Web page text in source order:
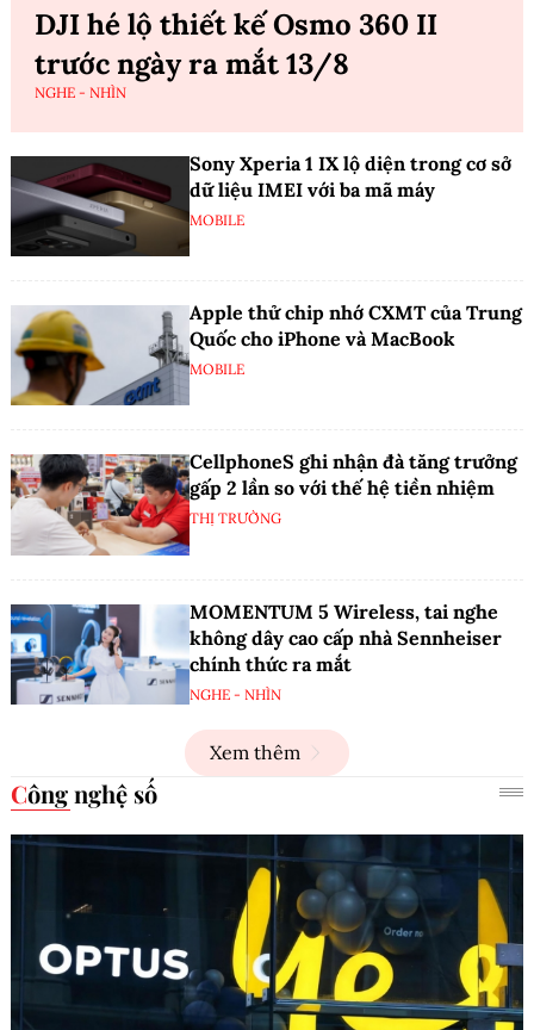
DJI hé lộ thiết kế Osmo 360 II
trước ngày ra mắt 13/8
NGHE - NHÌN
Sony Xperia 1 IX lộ diện trong cơ sở
dữ liệu IMEI với ba mã máy
MOBILE
Apple thử chip nhớ CXMT của Trung
Quốc cho iPhone và MacBook
MOBILE
CellphoneS ghi nhận đà tăng trưởng
gấp 2 lần so với thế hệ tiền nhiệm
THỊ TRƯỜNG
MOMENTUM 5 Wireless, tai nghe
không dây cao cấp nhà Sennheiser
chính thức ra mắt
NGHE - NHÌN
Xem thêm
Công nghệ số